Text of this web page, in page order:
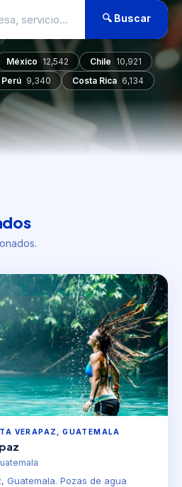
🔍 Buscar
México 12,542 Chile 10,921
Perú 9,340 Costa Rica 6,134
VERAPAZ, GUATEMALA
Guatemala. Pozas de agua